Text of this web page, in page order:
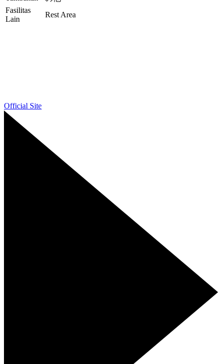
Fasilitas
Lain
Rest Area
Official Site